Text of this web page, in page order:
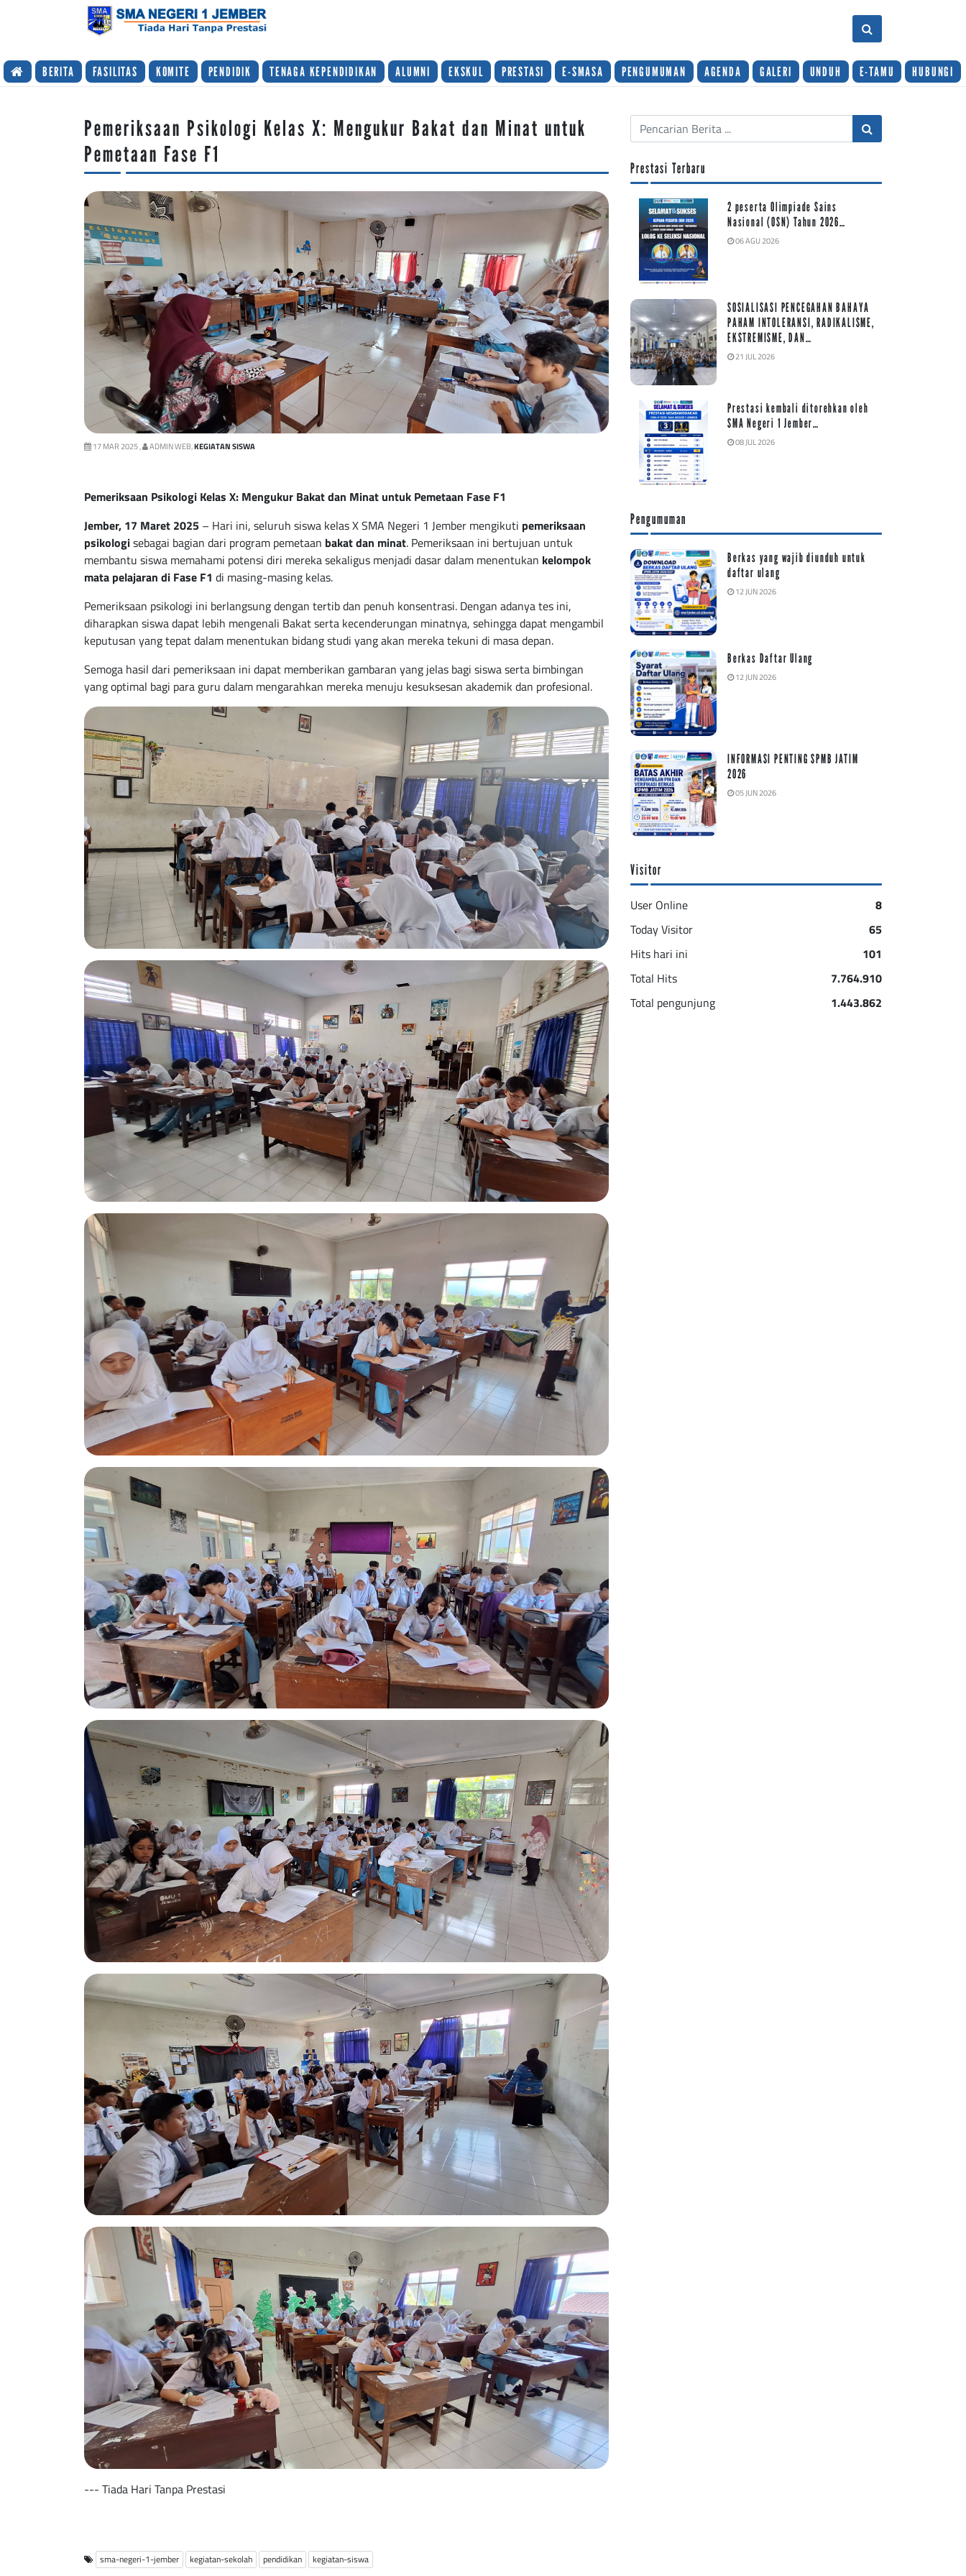
BERITA
FASILITAS KOMITE PENDIDIK TENAGA KEPENDIDIKAN ALUMNI EKSKUL PRESTASI E-SMASA PENGUMUMAN AGENDA GALERI UNDUH E-TAMU HUBUNGI
Pemeriksaan Psikologi Kelas X: Mengukur Bakat dan Minat untuk
Pemetaan Fase F1
17 MAR 2025 , ADMIN WEB,KEGIATAN SISWA
Pemeriksaan Psikologi Kelas X: Mengukur Bakat dan Minat untuk Pemetaan Fase F1
Jember, 17 Maret 2025 – Hari ini, seluruh siswa kelas X SMA Negeri 1 Jember mengikuti pemeriksaan
psikologisebagai bagian dari program pemetaan bakat dan minat. Pemeriksaan ini bertujuan untuk
membantu siswa memahami potensi diri mereka sekaligus menjadi dasar dalam menentukan kelompok
mata pelajaran di Fase F1 di masing-masing kelas.
Pemeriksaan psikologi ini berlangsung dengan tertib dan penuh konsentrasi. Dengan adanya tes ini,
diharapkan siswa dapat lebih mengenali Bakat serta kecenderungan minatnya, sehingga dapat mengambil
keputusan yang tepat dalam menentukan bidang studi yang akan mereka tekuni di masa depan.
Semoga hasil dari pemeriksaan ini dapat memberikan gambaran yang jelas bagi siswa serta bimbingan
yang optimal bagi para guru dalam mengarahkan mereka menuju kesuksesan akademik dan profesional.
--- Tiada Hari Tanpa Prestasi
sma-negeri-1-jember kegiatan-sekolah pendidikan kegiatan-siswa
Prestasi Terbaru
2 peserta Olimpiade Sains
Nasional (OSN) Tahun 2026…
06 AGU 2026
SOSIALISASI PENCEGAHAN BAHAYA
PAHAM INTOLERANSI, RADIKALISME,
EKSTREMISME, DAN…
21 JUL 2026
Prestasi kembali ditorehkan oleh
SMA Negeri 1 Jember…
08 JUL 2026
Pengumuman
Berkas yang wajib diunduh untuk
daftar ulang
12 JUN 2026
Berkas Daftar Ulang
12 JUN 2026
INFORMASI PENTING SPMB JATIM
2026
05 JUN 2026
Visitor
User Online
8
Today Visitor
65
Hits hari ini
101
Total Hits
7.764.910
Total pengunjung
1.443.862